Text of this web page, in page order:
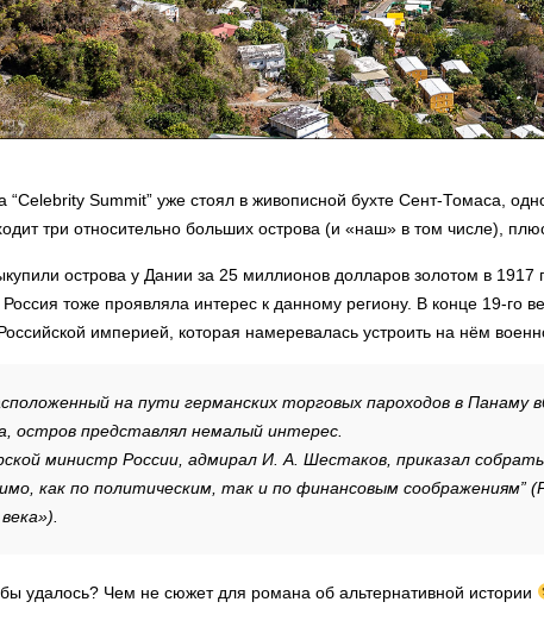
“Celebrity Summit” уже стоял в живописной бухте Сент-Томаса,
три относительно больших острова (и «наш» в том числе),
острова у Дании за 25 миллионов долларов золотом в
Россия тоже проявляла интерес к данному региону. В конце 19-го
империей, которая намеревалась устроить на нём
на пути германских торговых пароходов в Панаму
остров представлял немалый интерес.
министр России, адмирал И. А. Шестаков, приказал собрать
как по политическим, так и по финансовым соображениям”
удалось? Чем не сюжет для романа об альтернативной истории